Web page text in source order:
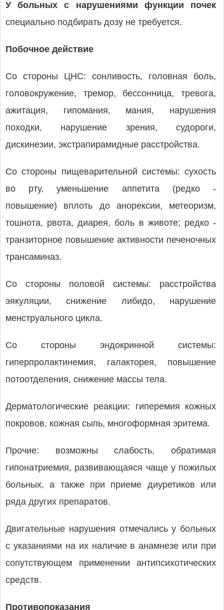
У больных с нарушениями функции почек
специально подбирать дозу не требуется.
Побочное действие
Со стороны ЦНС: сонливость, головная боль,
головокружение, тремор, бессонница, тревога,
ажитация, гипомания, мания, нарушения
походки, нарушение зрения, судороги,
дискинезии, экстрапирамидные расстройства.
Со стороны пищеварительной системы: сухость
во рту, уменьшение аппетита (редко -
повышение) вплоть до анорексии, метеоризм,
тошнота, рвота, диарея, боль в животе; редко -
транзиторное повышение активности печеночных
трансаминаз.
Со стороны половой системы: расстройства
эякуляции, снижение либидо, нарушение
менструального цикла.
Со стороны эндокринной системы:
гиперпролактинемия, галакторея, повышение
потоотделения, снижение массы тела.
Дерматологические реакции: гиперемия кожных
покровов, кожная сыпь, многоформная эритема.
Прочие: возможны слабость, обратимая
гипонатриемия, развивающаяся чаще у пожилых
больных, а также при приеме диуретиков или
ряда других препаратов.
Двигательные нарушения отмечались у больных
с указаниями на их наличие в анамнезе или при
сопутствующем применении антипсихотических
средств.
Противопоказания